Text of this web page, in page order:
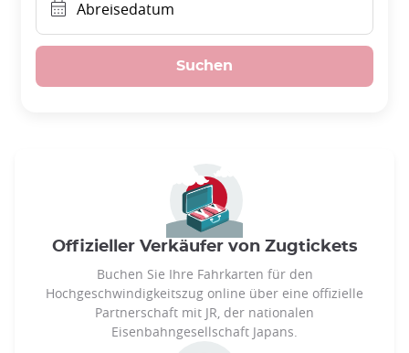
Abreisedatum
Suchen
Offizieller Verkäufer von Zugtickets
Buchen Sie Ihre Fahrkarten für den
Hochgeschwindigkeitszug online über eine offizielle
Partnerschaft mit JR, der nationalen
Eisenbahngesellschaft Japans.